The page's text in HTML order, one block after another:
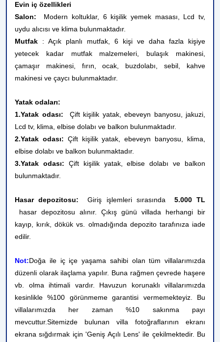
Evin iç özellikleri
Salon: Modern koltuklar, 6 kişilik yemek masası, Lcd tv,
uydu alıcısı ve klima bulunmaktadır.
Mutfak : Açık planlı mutfak, 6 kişi ve daha fazla kişiye
yetecek kadar mutfak malzemeleri, bulaşık makinesi,
çamaşır makinesi, fırın, ocak, buzdolabı, sebil, kahve
makinesi ve çaycı bulunmaktadır.
Yatak odaları:
1.Yatak odası:
Çift kişilik yatak, ebeveyn banyosu, jakuzi,
Lcd tv, klima, elbise dolabı ve balkon bulunmaktadır.
2.Yatak odası: Çift kişilik yatak, ebeveyn banyosu, klima,
elbise dolabı ve balkon bulunmaktadır.
3.Yatak odası: Çift kişilik yatak, elbise dolabıve balkon
bulunmaktadır.
Hasar depozitosu: Giriş işlemleri sırasında
5.000 TL
hasar depozitosu alınır. Çıkış günü villada herhangi bir
kayıp, kırık, dökük vs. olmadığında depozito tarafınıza iade
edilir.
Not:Doğa ile iç içe yaşama sahibi olan tüm villalarımızda
düzenli olarak ilaçlama yapılır. Buna rağmen çevrede haşere
vb. olma ihtimali vardır. Havuzun korunaklı villalarımızda
kesinlikle %100 görünmeme garantisi vermemekteyiz. Bu
villalarımızda her zaman %10 sakınma payı
mevcuttur.Sitemizde bulunan villa fotoğraflarının ekranı
ekrana sığdırmak için 'Geniş Açılı Lens' ile çekilmektedir. Bu